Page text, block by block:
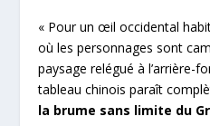
« Pour un œil occidental
où les personnages sont
paysage relégué à l’arrière-
tableau chinois paraît
la brume sans limite du